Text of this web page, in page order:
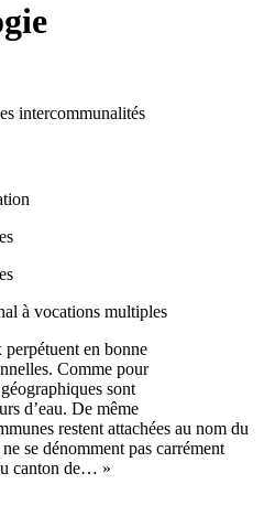
à vocations multiples
en bonne
Comme pour
sont
d’eau. De même
restent attachées au nom du
se dénomment pas carrément
canton de… »